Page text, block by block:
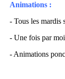
Animations :
- Tous les mardis
- Une fois par
- Animations